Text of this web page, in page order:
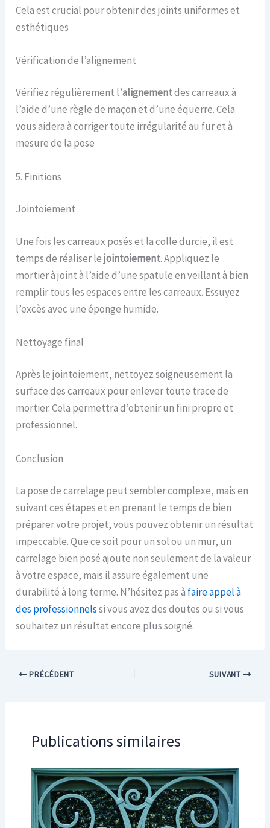
Cela est crucial pour obtenir des joints uniformes et
esthétiques
Vérification de l’alignement
Vérifiez régulièrement l’alignementdes carreaux à
l’aide d’une règle de maçon et d’une équerre. Cela
vous aidera à corriger toute irrégularité au fur et à
mesure de la pose
5. Finitions
Jointoiement
Une fois les carreaux posés et la colle durcie, il est
temps de réaliser lejointoiement. Appliquez le
mortier à joint à l’aide d’une spatule en veillant à bien
remplir tous les espaces entre les carreaux. Essuyez
l’excès avec une éponge humide.
Nettoyage final
Après le jointoiement, nettoyez soigneusement la
surface des carreaux pour enlever toute trace de
mortier. Cela permettra d’obtenir un fini propre et
professionnel.
Conclusion
La pose de carrelage peut sembler complexe, mais en
suivant ces étapes et en prenant le temps de bien
préparer votre projet, vous pouvez obtenir un résultat
impeccable. Que ce soit pour un sol ou un mur, un
carrelage bien posé ajoute non seulement de la valeur
à votre espace, mais il assure également une
durabilité à long terme. N’hésitez pas à faire appel à
des professionnelssi vous avez des doutes ou si vous
souhaitez un résultat encore plus soigné.
PRÉCÉDENT SUIVANT
Publications similaires